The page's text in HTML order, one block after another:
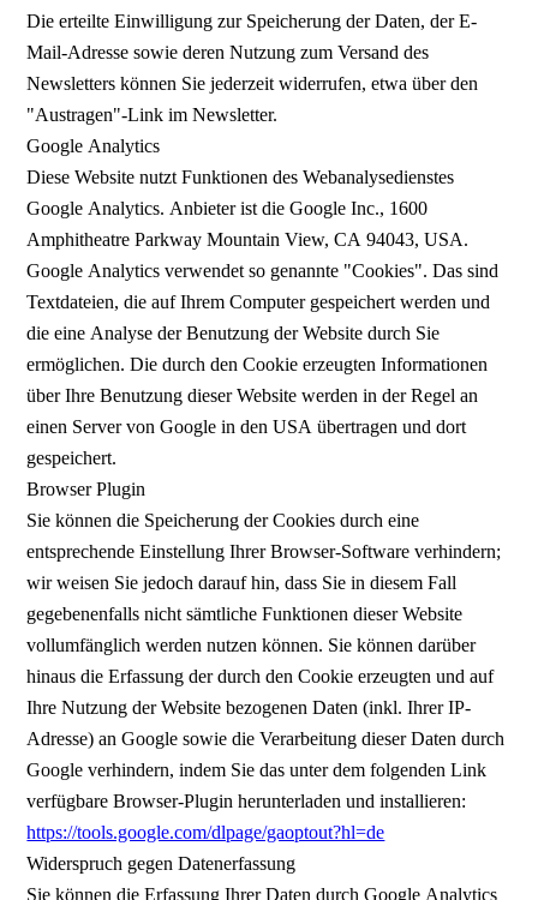
Die erteilte Einwilligung zur Speicherung der Daten, der E-
Mail-Adresse sowie deren Nutzung zum Versand des
Newsletters können Sie jederzeit widerrufen, etwa über den
"Austragen"-Link im Newsletter.
Google Analytics
Diese Website nutzt Funktionen des Webanalysedienstes
Google Analytics. Anbieter ist die Google Inc., 1600
Amphitheatre Parkway Mountain View, CA 94043, USA.
Google Analytics verwendet so genannte "Cookies". Das sind
Textdateien, die auf Ihrem Computer gespeichert werden und
die eine Analyse der Benutzung der Website durch Sie
ermöglichen. Die durch den Cookie erzeugten Informationen
über Ihre Benutzung dieser Website werden in der Regel an
einen Server von Google in den USA übertragen und dort
gespeichert.
Browser Plugin
Sie können die Speicherung der Cookies durch eine
entsprechende Einstellung Ihrer Browser-Software verhindern;
wir weisen Sie jedoch darauf hin, dass Sie in diesem Fall
gegebenenfalls nicht sämtliche Funktionen dieser Website
vollumfänglich werden nutzen können. Sie können darüber
hinaus die Erfassung der durch den Cookie erzeugten und auf
Ihre Nutzung der Website bezogenen Daten (inkl. Ihrer IP-
Adresse) an Google sowie die Verarbeitung dieser Daten durch
Google verhindern, indem Sie das unter dem folgenden Link
verfügbare Browser-Plugin herunterladen und installieren:
https://tools.google.com/dlpage/gaoptout?hl=de
Widerspruch gegen Datenerfassung